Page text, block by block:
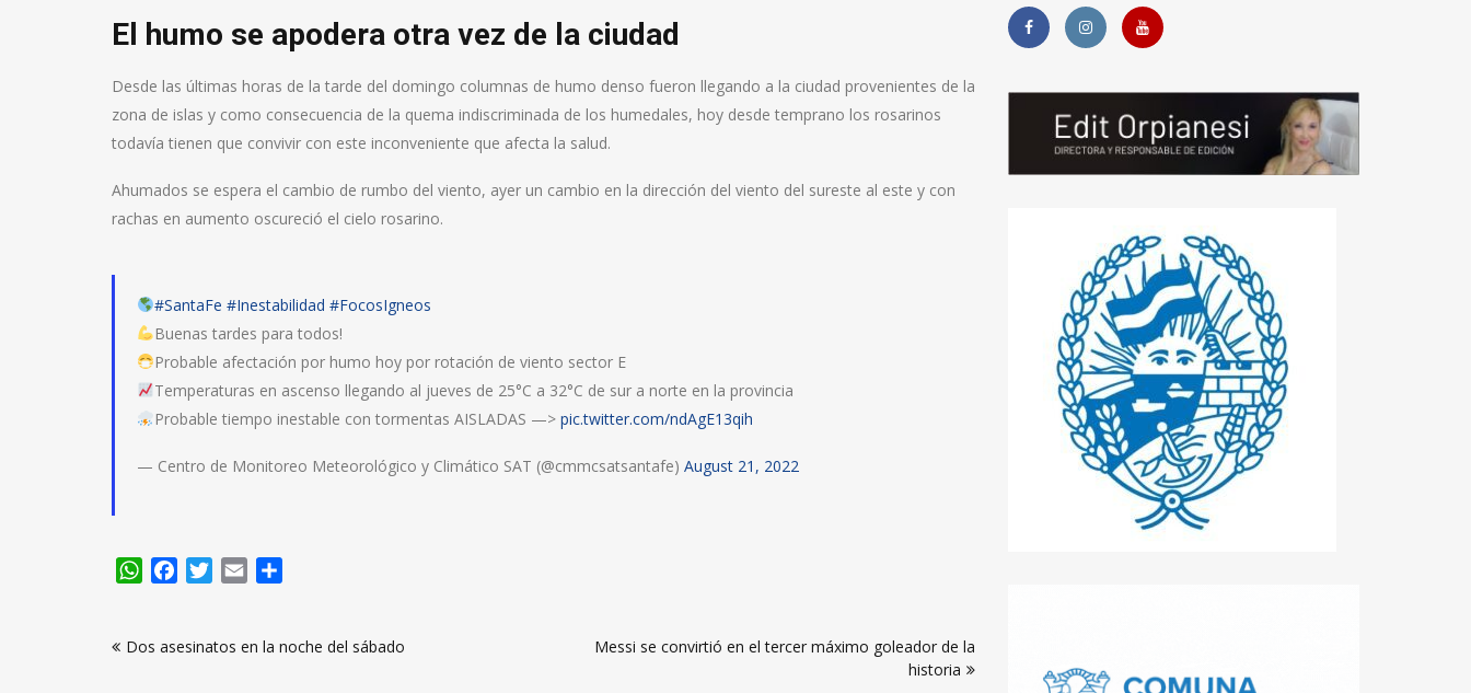
El humo se apodera otra vez de la ciudad
Desde las últimas horas de la tarde del domingo columnas de humo denso fueron llegando a la ciudad provenientes de la
zona de islas y como consecuencia de la quema indiscriminada de los humedales, hoy desde temprano los rosarinos
todavía tienen que convivir con este inconveniente que afecta la salud.
Ahumados se espera el cambio de rumbo del viento, ayer un cambio en la dirección del viento del sureste al este y con
rachas en aumento oscureció el cielo rosarino.
#SantaFe #Inestabilidad #FocosIgneos
Buenas tardes para todos!
Probable afectación por humo hoy por rotación de viento sector E
Temperaturas en ascenso llegando al jueves de 25°C a 32°C de sur a norte en la provincia
Probable tiempo inestable con tormentas AISLADAS —> pic.twitter.com/ndAgE13qih
— Centro de Monitoreo Meteorológico y Climático SAT (@cmmcsatsantafe) August 21, 2022
WhatsApp
FacebookTwitter
Email
deDos asesinatos en la noche del sábado
Messi se convirtió en el tercer máximo goleador de la
historia